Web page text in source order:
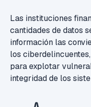
Las instituciones
cantidades de datos
información las
los
para explotar
integridad de los